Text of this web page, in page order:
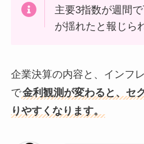
主要3指数が週間
が揺れたと報じら
企業決算の内容と、インフ
で金利観測が変わると、セ
りやすくなります。